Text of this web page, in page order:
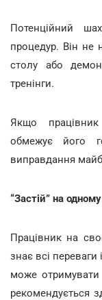
Потенційний
процедур. Він не
столу або
тренінги.
Якщо
обмежує його
виправдання
“Застій” на одному
Працівник на
знає всі
може
рекомендується